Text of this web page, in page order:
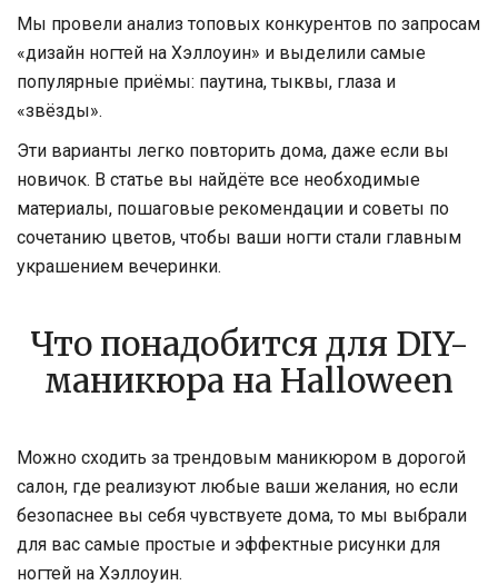
Мы провели анализ топовых конкурентов по запросам
«дизайн ногтей на Хэллоуин» и выделили самые
популярные приёмы: паутина, тыквы, глаза и
«звёзды».
Эти варианты легко повторить дома, даже если вы
новичок. В статье вы найдёте все необходимые
материалы, пошаговые рекомендации и советы по
сочетанию цветов, чтобы ваши ногти стали главным
украшением вечеринки.
Что понадобится для DIY-
маникюра на Halloween
Можно сходить за трендовым маникюром в дорогой
салон, где реализуют любые ваши желания, но если
безопаснее вы себя чувствуете дома, то мы выбрали
для вас самые простые и эффектные рисунки для
ногтей на Хэллоуин.